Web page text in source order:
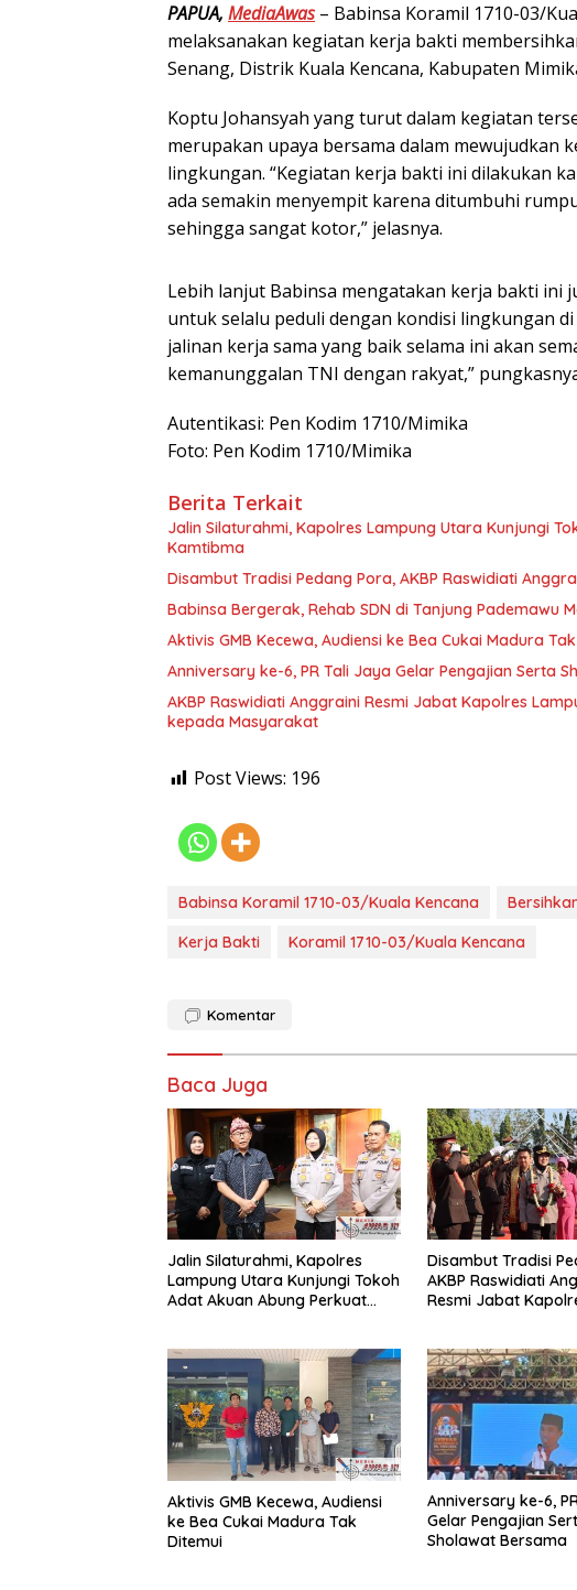
PAPUA, MediaAwas– Babinsa Koramil 1710-03/
melaksanakan kegiatan kerja bakti
Senang, Distrik Kuala Kencana, Kabupaten
Koptu Johansyah yang turut dalam kegiatan
merupakan upaya bersama dalam mewujudkan
lingkungan. “Kegiatan kerja bakti ini dilakukan
ada semakin menyempit karena ditumbuhi
sehingga sangat kotor,” jelasnya.
Lebih lanjut Babinsa mengatakan kerja bakti ini
untuk selalu peduli dengan kondisi lingkungan
jalinan kerja sama yang baik selama ini akan
kemanunggalan TNI dengan rakyat,”
Autentikasi: Pen Kodim 1710/Mimika
Foto: Pen Kodim 1710/Mimika
Berita Terkait
Jalin Silaturahmi, Kapolres Lampung Utara Kunjungi
Kamtibma
Disambut Tradisi Pedang Pora, AKBP Raswidiati
Babinsa Bergerak, Rehab SDN di Tanjung Pademawu
Aktivis GMB Kecewa, Audiensi ke Bea Cukai Madura
Anniversary ke-6, PR Tali Jaya Gelar Pengajian Serta
AKBP Raswidiati Anggraini Resmi Jabat Kapolres
kepada Masyarakat
Post Views: 196
Babinsa Koramil 1710-03/Kuala Kencana
Kerja Bakti
Koramil 1710-03/Kuala Kencana
Komentar
Baca Juga
Jalin Silaturahmi, Kapolres
Lampung Utara Kunjungi Tokoh
Adat Akuan Abung Perkuat
Disambut Tradisi
AKBP Raswidiati
Resmi Jabat
Aktivis GMB Kecewa, Audiensi
ke Bea Cukai Madura Tak
Ditemui
Anniversary ke-6,
Gelar Pengajian
Sholawat Bersama